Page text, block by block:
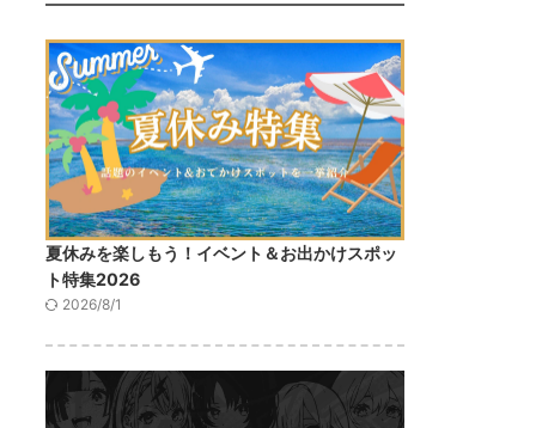
夏休みを楽しもう！イベント＆お出かけスポッ
ト特集2026
2026/8/1